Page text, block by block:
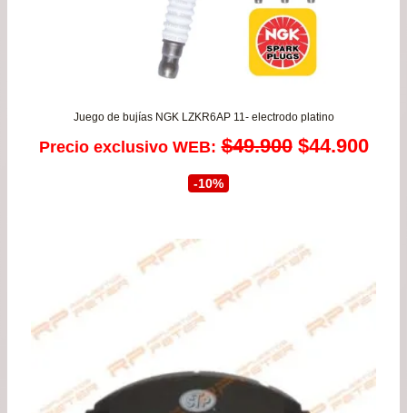
Juego de bujías NGK LZKR6AP 11- electrodo platino
Precio exclusivo WEB: $49.900 El
era:
$49.900.
$44.900El
-10%